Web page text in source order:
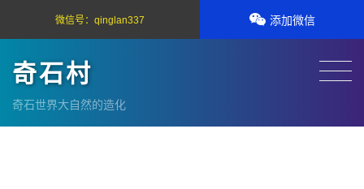
奇石村
奇石世界大自然的造化
微信号：qinglan337 添加微信